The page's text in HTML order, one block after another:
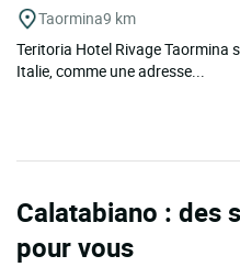
Taormina9 km
Teritoria Hotel Rivage Taormina
Italie, comme une adresse...
Calatabiano : des
pour vous